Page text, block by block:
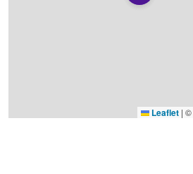
Leaflet | ©